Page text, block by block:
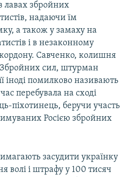
лавах збройних
надаючи їм
а також у замаху на
і в незаконному
Савченко, колишня
Збройних сил, штурман
іноді помилково називають
перебувала на сході
піхотинець, беручи участь
Росією збройних
засудити українку
волі і штрафу у 100 тисяч